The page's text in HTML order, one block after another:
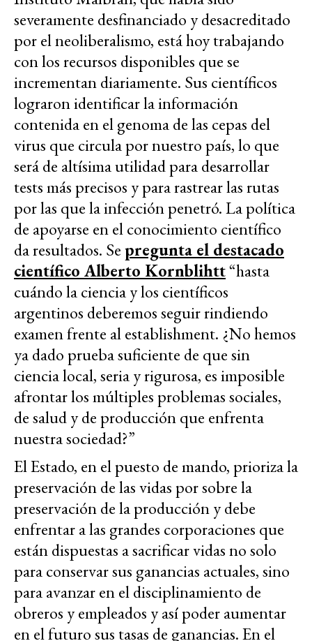
severamente desfinanciado y desacreditado
por el neoliberalismo, está hoy trabajando
con los recursos disponibles que se
incrementan diariamente. Sus científicos
lograron identificar la información
contenida en el genoma de las cepas del
virus que circula por nuestro país, lo que
será de altísima utilidad para desarrollar
tests más precisos y para rastrear las rutas
por las que la infección penetró. La política
de apoyarse en el conocimiento científico
da resultados. Sepregunta el destacado
científico Alberto Kornblihtt“hasta
cuándo la ciencia y los científicos
argentinos deberemos seguir rindiendo
examen frente al establishment. ¿No hemos
ya dado prueba suficiente de que sin
ciencia local, seria y rigurosa, es imposible
afrontar los múltiples problemas sociales,
de salud y de producción que enfrenta
nuestra sociedad?”
El Estado, en el puesto de mando, prioriza la
preservación de las vidas por sobre la
preservación de la producción y debe
enfrentar a las grandes corporaciones que
están dispuestas a sacrificar vidas no solo
para conservar sus ganancias actuales, sino
para avanzar en el disciplinamiento de
obreros y empleados y así poder aumentar
en el futuro sus tasas de ganancias. En el